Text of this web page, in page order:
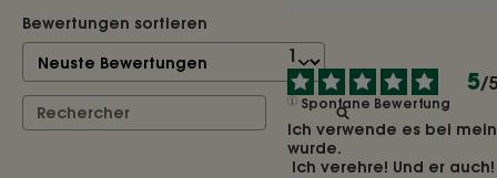
Bewertungen sortieren
5/5
Spontane Bewertung
Ich verwende es bei
wurde.
Ich verehre! Und er auch!